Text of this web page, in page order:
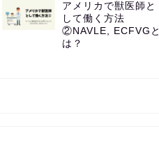
アメリカで獣医師と
して働く方法
②NAVLE, ECFVGと
は？